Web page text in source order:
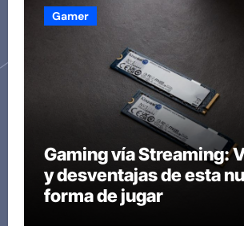
Gamer
Gaming vía Streaming:
y desventajas de esta
forma de jugar